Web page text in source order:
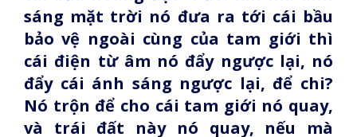
sáng mặt trời nó đưa ra tới cái bầu
bảo vệ ngoài cùng của tam giới thì
cái điện từ âm nó đẩy ngược lại, nó
đẩy cái ánh sáng ngược lại, để chi?
Nó trộn để cho cái tam giới nó quay,
và trái đất này nó quay, nếu mà